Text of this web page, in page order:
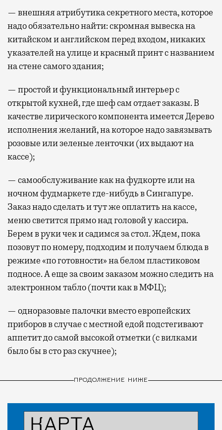
— внешняя атрибутика секретного места, которое
надо обязательно найти: скромная вывеска на
китайском и английском перед входом, никаких
указателей на улице и красный принт с названием
на стене самого здания;
— простой и функциональный интерьер с
открытой кухней, где шеф сам отдает заказы. В
качестве лирического компонента имеется Дерево
исполнения желаний, на которое надо завязывать
розовые или зеленые ленточки (их выдают на
кассе);
— самообслуживание как на фудкорте или на
ночном фудмаркете где-нибудь в Сингапуре.
Заказ надо сделать и тут же оплатить на кассе,
меню светится прямо над головой у кассира.
Берем в руки чек и садимся за стол. Ждем, пока
позовут по номеру, подходим и получаем блюда в
режиме «по готовности» на белом пластиковом
подносе. А еще за своим заказом можно следить на
электронном табло (почти как в МФЦ);
— одноразовые палочки вместо европейских
приборов в случае с местной едой подстегивают
аппетит до самой высокой отметки (с вилками
было бы в сто раз скучнее);
ПРОДОЛЖЕНИЕ НИЖЕ